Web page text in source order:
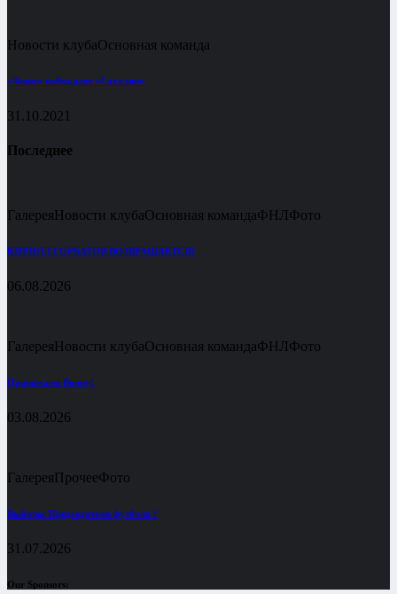
Новости клубаОсновная команда
«Зенит» побеждает «Сахалин»
31.10.2021
Последнее
ГалереяНовости клубаОсновная командаФНЛФото
КИРИЛЛ ГОРБАТОВ ВОЗВРАЩАЕТСЯ!
06.08.2026
ГалереяНовости клубаОсновная командаФНЛФото
Принимаем Волну!
03.08.2026
ГалереяПрочееФото
Выборы Председателя футбола !
31.07.2026
Our Sponsors: